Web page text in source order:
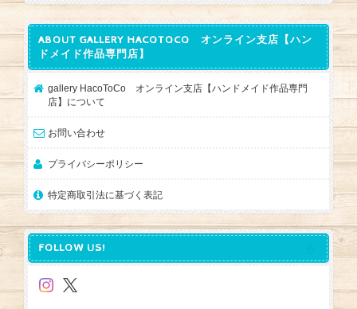
ABOUT GALLERY HACOTOCO オンライン支店【ハン
ドメイド作品専門店】
gallery HacoToCo オンライン支店【ハンドメイド作品専門
店】について
お問い合わせ
プライバシーポリシー
特定商取引法に基づく表記
FOLLOW US!